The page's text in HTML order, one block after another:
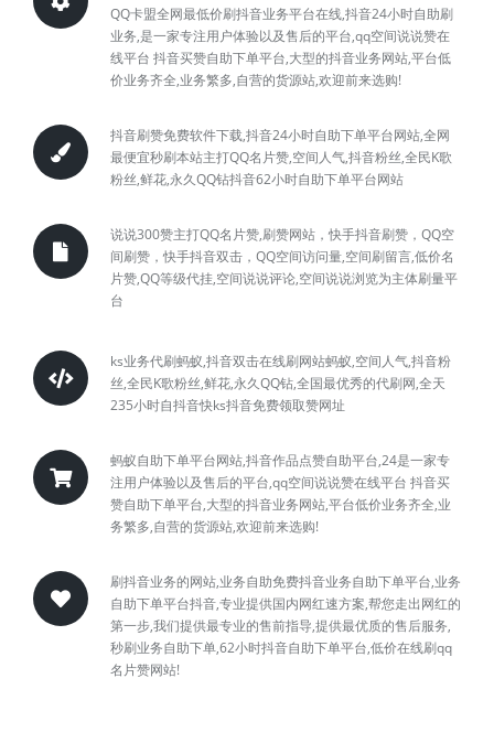
QQ卡盟全网最低价刷抖音业务平台在线,抖音24小时自助刷
业务,是一家专注用户体验以及售后的平台,qq空间说说赞在
线平台 抖音买赞自助下单平台,大型的抖音业务网站,平台低
价业务齐全,业务繁多,自营的货源站,欢迎前来选购!
抖音刷赞免费软件下载,抖音24小时自助下单平台网站,全网
最便宜秒刷本站主打QQ名片赞,空间人气,抖音粉丝,全民K歌
粉丝,鲜花,永久QQ钻抖音62小时自助下单平台网站
说说300赞主打QQ名片赞,刷赞网站，快手抖音刷赞，QQ空
间刷赞，快手抖音双击，QQ空间访问量,空间刷留言,低价名
片赞,QQ等级代挂,空间说说评论,空间说说浏览为主体刷量平
台
ks业务代刷蚂蚁,抖音双击在线刷网站蚂蚁,空间人气,抖音粉
丝,全民K歌粉丝,鲜花,永久QQ钻,全国最优秀的代刷网,全天
235小时自抖音快ks抖音免费领取赞网址
蚂蚁自助下单平台网站,抖音作品点赞自助平台,24是一家专
注用户体验以及售后的平台,qq空间说说赞在线平台 抖音买
赞自助下单平台,大型的抖音业务网站,平台低价业务齐全,业
务繁多,自营的货源站,欢迎前来选购!
刷抖音业务的网站,业务自助免费抖音业务自助下单平台,业务
自助下单平台抖音,专业提供国内网红速方案,帮您走出网红的
第一步,我们提供最专业的售前指导,提供最优质的售后服务,
秒刷业务自助下单,62小时抖音自助下单平台,低价在线刷qq
名片赞网站!